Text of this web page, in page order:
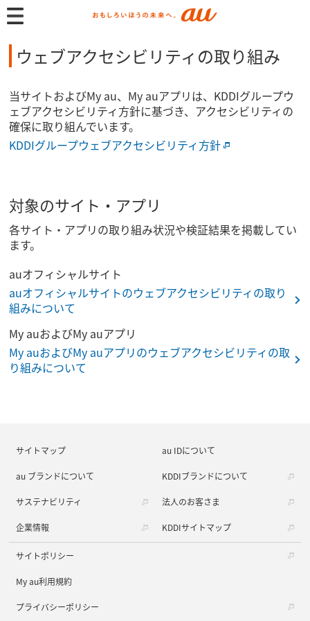
ウェブアクセシビリティの取り組み
当サイトおよびMy au、My auアプリは、KDDIグループウ
ェブアクセシビリティ方針に基づき、アクセシビリティの
確保に取り組んでいます。
KDDIグループウェブアクセシビリティ方針
対象のサイト・アプリ
各サイト・アプリの取り組み状況や検証結果を掲載してい
ます。
auオフィシャルサイト
auオフィシャルサイトのウェブアクセシビリティの取り
組みについて
My auおよびMy auアプリ
My auおよびMy auアプリのウェブアクセシビリティの取
り組みについて
サイトマップ au IDについて
au ブランドについて KDDIブランドについて
サステナビリティ 法人のお客さま
企業情報 KDDIサイトマップ
サイトポリシー
My au利用規約
プライバシーポリシー